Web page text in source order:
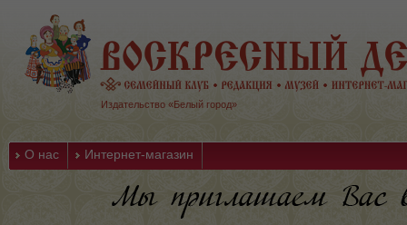
Издательство «Белый город»
О нас Интернет-магазин